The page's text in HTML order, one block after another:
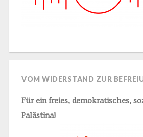
VOM WIDERSTAND ZUR
Für ein freies, demokratisches,
Palästina!